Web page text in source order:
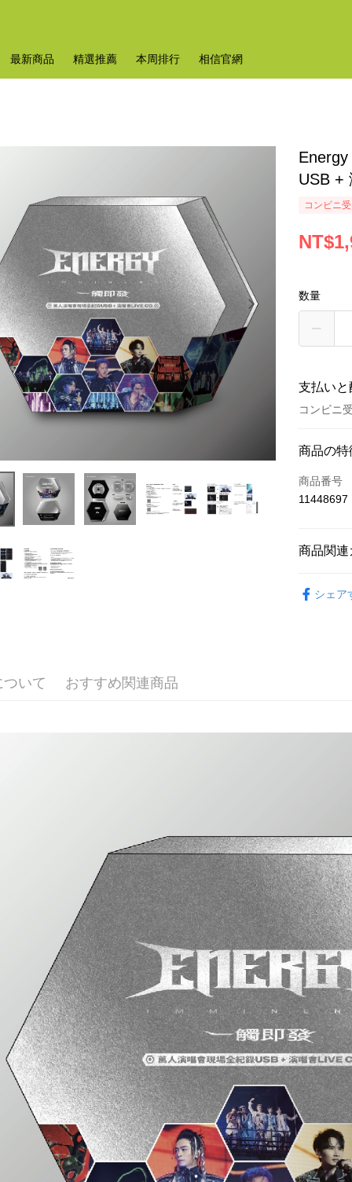
最新商品 精選推薦 本周排行 相信官網
USB +
コンビニ
数量
支払い
コンビニ
お支払
クレジッ
コンビニ
Easy
7-11取貨
配送毎に
付款後7-
配送毎に
宅配
配送毎に
海外地區
商品の特
商品番号
11448697
商品関
シェア
いて おすすめ関連商品